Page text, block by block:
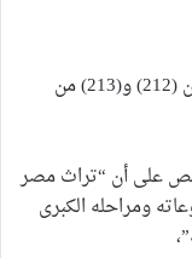
استنادًا إلى المادة (134) من الدستور، والمادتين (212) و(213) من
التي تنص على أن “تراث مصر
ومراحله الكبرى